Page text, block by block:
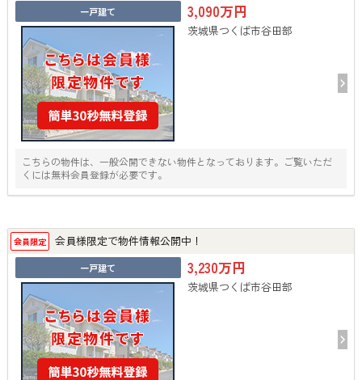
一戸建て 3,090万円
茨城県つくば市谷田部
こちらの物件は、一般公開できない物件となっております。ご覧いただ
くには無料会員登録が必要です。
会員限定 会員様限定で物件情報公開中！
一戸建て 3,230万円
茨城県つくば市谷田部